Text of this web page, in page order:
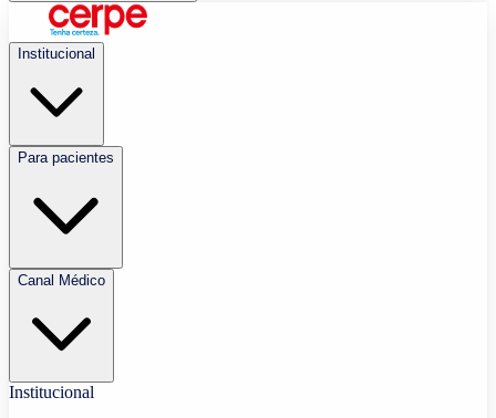
Institucional
Para pacientes
Canal Médico
Institucional